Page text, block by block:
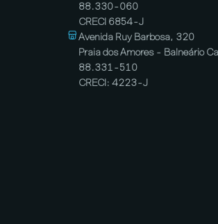
88.330-060
CRECI 6854-J
Avenida Ruy Barbosa, 320
Praia dos Amores - Balneário
88.331-510
CRECI: 4223-J